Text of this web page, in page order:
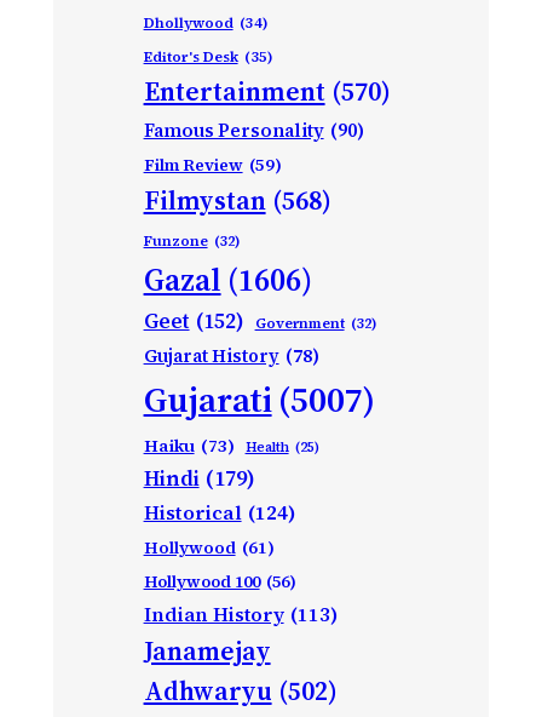
Dhollywood (34)
Editor's Desk (35)
Entertainment (570)
Famous Personality (90)
Film Review (59)
Filmystan (568)
Funzone (32)
Gazal (1606)
Geet (152) Government (32)
Gujarat History (78)
Gujarati(5007)
Haiku (73) Health (25)
Hindi (179)
Historical (124)
Hollywood (61)
Hollywood 100 (56)
Indian History (113)
Janamejay
Adhwaryu (502)